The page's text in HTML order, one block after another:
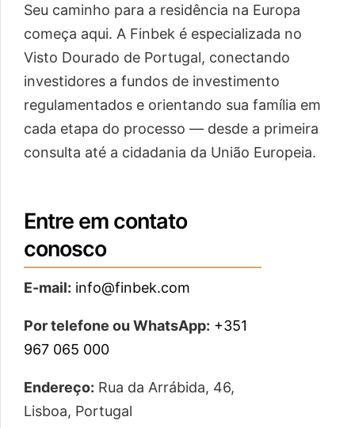
Seu caminho para a residência na Europa
começa aqui. A Finbek é especializada no
Visto Dourado de Portugal, conectando
investidores a fundos de investimento
regulamentados e orientando sua família em
cada etapa do processo — desde a primeira
consulta até a cidadania da União Europeia.
Entre em contato
conosco
E-mail: info@finbek.com
Por telefone ou WhatsApp: +351
967 065 000
Endereço: Rua da Arrábida, 46,
Lisboa, Portugal